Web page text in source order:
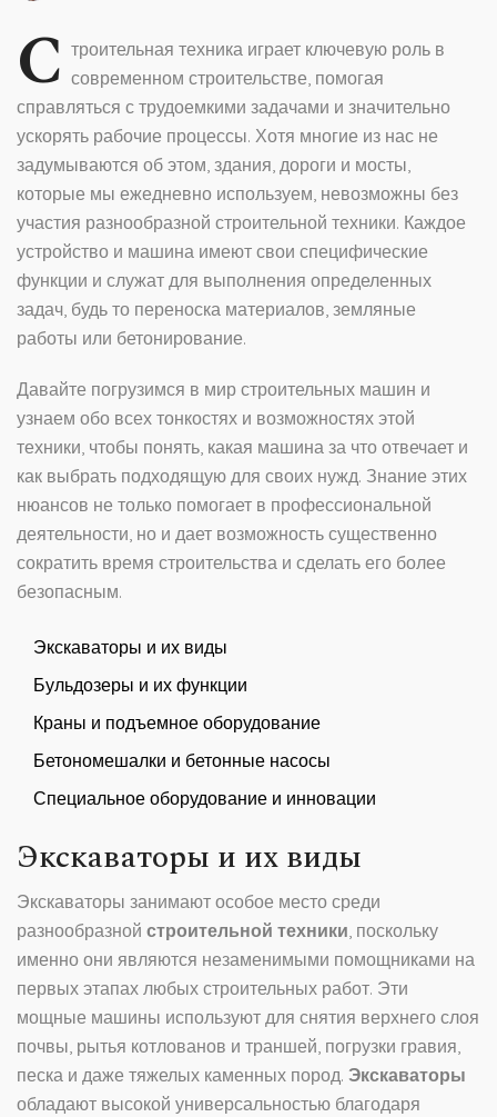
С троительная техника играет ключевую роль в
современном строительстве, помогая
справляться с трудоемкими задачами и значительно
ускорять рабочие процессы. Хотя многие из нас не
задумываются об этом, здания, дороги и мосты,
которые мы ежедневно используем, невозможны без
участия разнообразной строительной техники. Каждое
устройство и машина имеют свои специфические
функции и служат для выполнения определенных
задач, будь то переноска материалов, земляные
работы или бетонирование.
Давайте погрузимся в мир строительных машин и
узнаем обо всех тонкостях и возможностях этой
техники, чтобы понять, какая машина за что отвечает и
как выбрать подходящую для своих нужд. Знание этих
нюансов не только помогает в профессиональной
деятельности, но и дает возможность существенно
сократить время строительства и сделать его более
безопасным.
Экскаваторы и их виды
Бульдозеры и их функции
Краны и подъемное оборудование
Бетономешалки и бетонные насосы
Специальное оборудование и инновации
Экскаваторы и их виды
Экскаваторы занимают особое место среди
разнообразной строительной техники, поскольку
именно они являются незаменимыми помощниками на
первых этапах любых строительных работ. Эти
мощные машины используют для снятия верхнего слоя
почвы, рытья котлованов и траншей, погрузки гравия,
песка и даже тяжелых каменных пород. Экскаваторы
обладают высокой универсальностью благодаря